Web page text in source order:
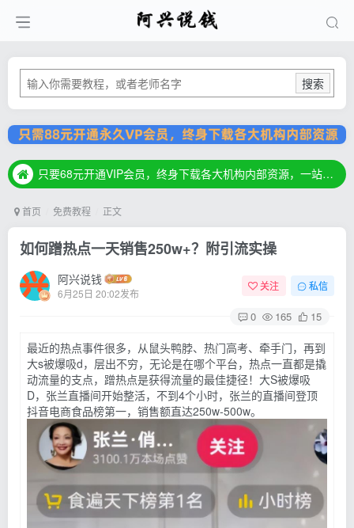
搜索
只要68元开通VIP会员，终身下载各大机构内部资源，一站式草根创业基地，最新最强网赚教程大全，小投入，大回报！
只要68元开通VIP会员，终身下载各大机构内部资源，一站式草根创业基地，最新最强网赚教程大全，小投入，大回报！
首页 免费教程 正文
如何蹭热点一天销售250w+？附引流实操
阿兴说钱
6月25日 20:02发布
关注 私信
0 165 15
最近的热点事件很多，从鼠头鸭脖、热门高考、牵手门，再到
大s被爆吸d，层出不穷，无论是在哪个平台，热点一直都是撬
动流量的支点，蹭热点是获得流量的最佳捷径！大S被爆吸
D，张兰直播间开始整活，不到4个小时，张兰的直播间登顶
抖音电商食品榜第一，销售额直达250w-500w。